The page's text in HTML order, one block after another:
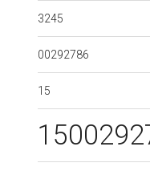
3245
00292786
15